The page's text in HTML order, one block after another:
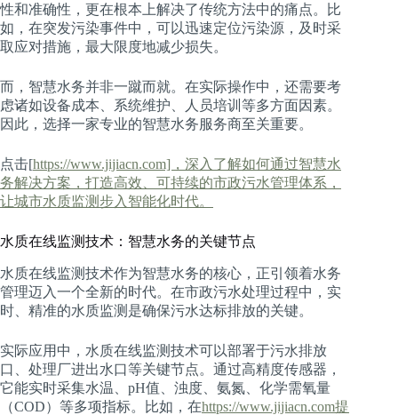
性和准确性，更在根本上解决了传统方法中的痛点。比
如，在突发污染事件中，可以迅速定位污染源，及时采
取应对措施，最大限度地减少损失。
而，智慧水务并非一蹴而就。在实际操作中，还需要考
虑诸如设备成本、系统维护、人员培训等多方面因素。
因此，选择一家专业的智慧水务服务商至关重要。
点击[https://www.jijiacn.com]，深入了解如何通过智慧水
务解决方案，打造高效、可持续的市政污水管理体系，
让城市水质监测步入智能化时代。
水质在线监测技术：智慧水务的关键节点
水质在线监测技术作为智慧水务的核心，正引领着水务
管理迈入一个全新的时代。在市政污水处理过程中，实
时、精准的水质监测是确保污水达标排放的关键。
实际应用中，水质在线监测技术可以部署于污水排放
口、处理厂进出水口等关键节点。通过高精度传感器，
它能实时采集水温、pH值、浊度、氨氮、化学需氧量
（COD）等多项指标。比如，在https://www.jijiacn.com提